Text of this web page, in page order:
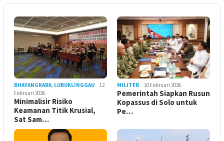
BHAYANGKARA, LUBUKLINGGAU
12
Februari 2026
Minimalisir Risiko
Keamanan Titik Krusial,
Sat Sam…
MILITER 10 Februari 2026
Pemerintah Siapkan Rusun
Kopassus di Solo untuk
Pe…